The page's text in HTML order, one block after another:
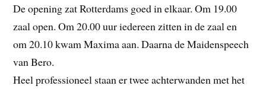
De opening zat Rotterdams goed in elkaar. Om 19.00
zaal open. Om 20.00 uur iedereen zitten in de zaal en
om 20.10 kwam Maxima aan. Daarna de Maidenspeech
van Bero.
Heel professioneel staan er twee achterwanden met het